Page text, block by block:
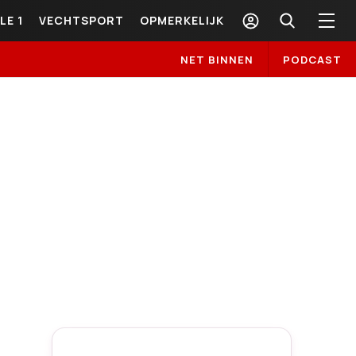
1 VECHTSPORT OPMERKELIJK
NET BINNEN PODCAST